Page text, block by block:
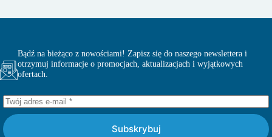
Bądź na bieżąco z nowościami! Zapisz się do naszego newslettera i
otrzymuj informacje o promocjach, aktualizacjach i wyjątkowych
ofertach.
Subskrybuj